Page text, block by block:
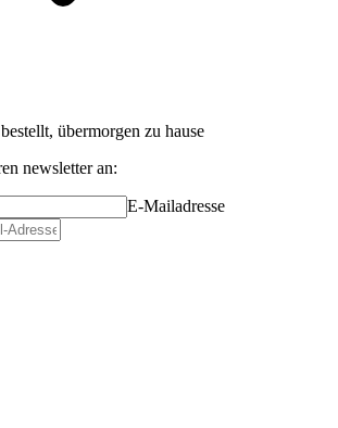
übermorgen zu hause
newsletter an:
E-Mailadresse